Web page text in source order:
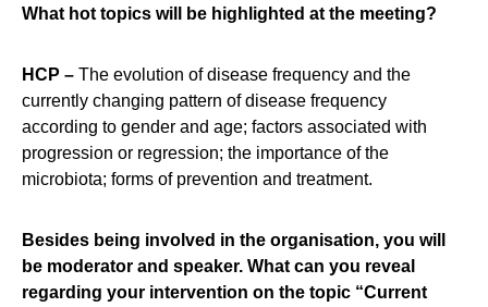
What hot topics will be highlighted at the meeting?
HCP – The evolution of disease frequency and the
currently changing pattern of disease frequency
according to gender and age; factors associated with
progression or regression; the importance of the
microbiota; forms of prevention and treatment.
Besides being involved in the organisation, you will
be moderator and speaker. What can you reveal
regarding your intervention on the topic “Current